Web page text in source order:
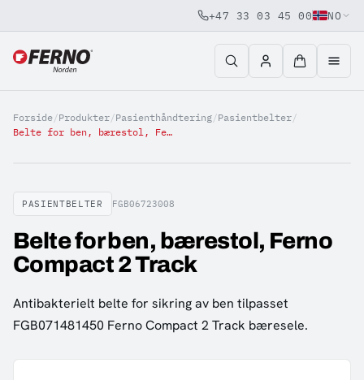
Jump to content
+47 33 03 45 00 NO
Forside/Produkter/Pasienthåndtering/Pasientbelter/
Belte for ben, bærestol, Ferno Compact 2 Track
PASIENTBELTER FGB06723008
Belte for ben, bærestol, Ferno
Compact 2 Track
Antibakterielt belte for sikring av ben tilpasset
FGB071481450 Ferno Compact 2 Track bæresele.